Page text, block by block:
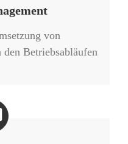
von
den Betriebsabläufen